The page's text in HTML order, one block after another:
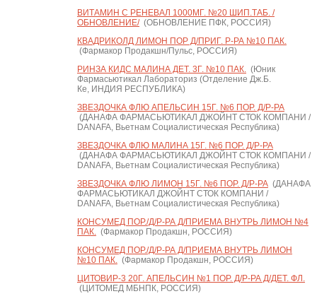
ВИТАМИН С РЕНЕВАЛ 1000МГ. №20 ШИП.ТАБ. /
ОБНОВЛЕНИЕ/(ОБНОВЛЕНИЕ ПФК, РОССИЯ)
КВАДРИКОЛД ЛИМОН ПОР Д/ПРИГ. Р-РА №10 ПАК.
(Фармакор Продакшн/Пульс, РОССИЯ)
РИНЗА КИДС МАЛИНА ДЕТ. 3Г. №10 ПАК.(Юник
Фармасьютикал Лабораториз (Отделение Дж.Б.
Ке, ИНДИЯ РЕСПУБЛИКА)
ЗВЕЗДОЧКА ФЛЮ АПЕЛЬСИН 15Г. №6 ПОР. Д/Р-РА
(ДАНАФА ФАРМАСЬЮТИКАЛ ДЖОЙНТ СТОК КОМПАНИ /
DANAFA, Вьетнам Социалистическая Республика)
ЗВЕЗДОЧКА ФЛЮ МАЛИНА 15Г. №6 ПОР. Д/Р-РА
(ДАНАФА ФАРМАСЬЮТИКАЛ ДЖОЙНТ СТОК КОМПАНИ /
DANAFA, Вьетнам Социалистическая Республика)
ЗВЕЗДОЧКА ФЛЮ ЛИМОН 15Г. №6 ПОР. Д/Р-РА(ДАНАФА
ФАРМАСЬЮТИКАЛ ДЖОЙНТ СТОК КОМПАНИ /
DANAFA, Вьетнам Социалистическая Республика)
КОНСУМЕД ПОР./Д/Р-РА Д/ПРИЕМА ВНУТРЬ ЛИМОН №4
ПАК.(Фармакор Продакшн, РОССИЯ)
КОНСУМЕД ПОР./Д/Р-РА Д/ПРИЕМА ВНУТРЬ ЛИМОН
№10 ПАК.(Фармакор Продакшн, РОССИЯ)
ЦИТОВИР-3 20Г. АПЕЛЬСИН №1 ПОР. Д/Р-РА Д/ДЕТ. ФЛ.
(ЦИТОМЕД МБНПК, РОССИЯ)